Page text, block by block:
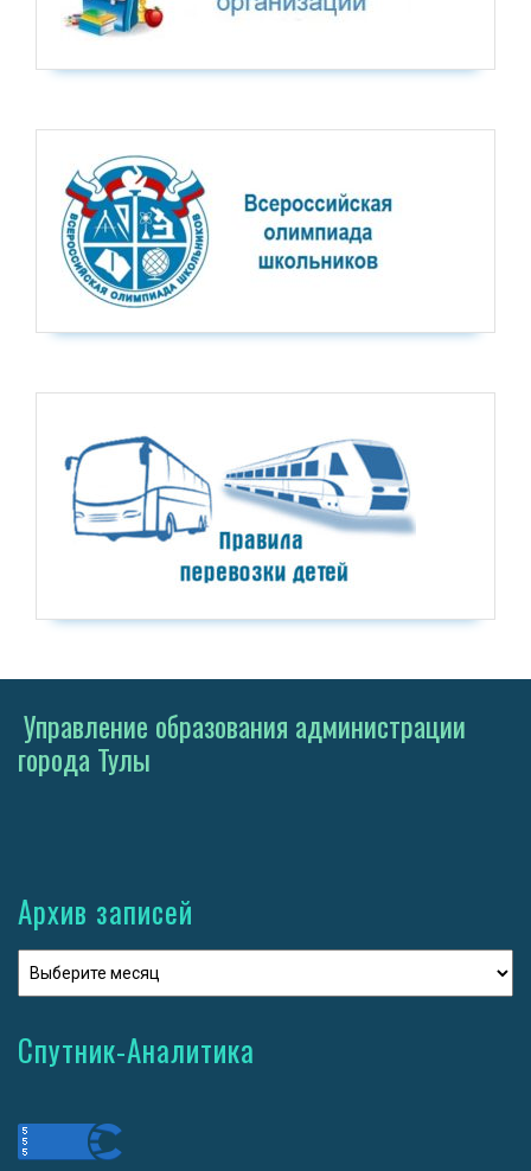
Управление образования администрации
города Тулы
Архив записей
Спутник-Аналитика